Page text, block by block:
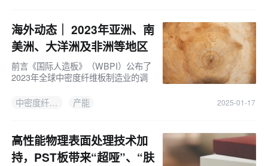
海外动态｜ 2023年亚洲、南
美洲、大洋洲及非洲等地区
中密度纤维板产能概况
前言《国际人造板》（WBPI）公布了
2023年全球中密度纤维板制造业的调
底，亚洲、南美洲、大洋洲、非洲及其
他地区现有的中密度纤维板产能，以及
中密度纤维板 产能 2025-01-17
高性能物理表面处理技术加
持，PST板带来“超哑”、“肤